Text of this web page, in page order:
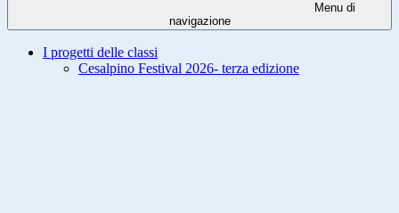
Menu di
navigazione
I progetti delle classi
Cesalpino Festival 2026- terza edizione